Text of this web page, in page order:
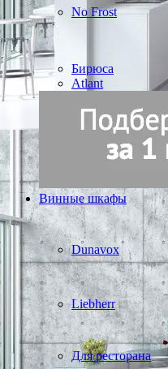
No Frost
Бирюса
Atlant
Винные шкафы
Dunavox
Liebherr
Для ресторана